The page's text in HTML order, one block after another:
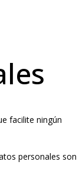
facilite ningún
personales son